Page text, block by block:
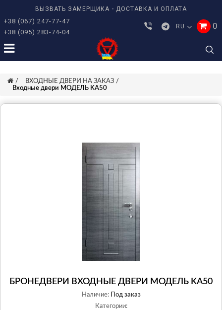
ВЫЗВАТЬ ЗАМЕРЩИКА ДОСТАВКА И ОПЛАТА
+38 (067) 247-77-47
+38 (095) 283-74-04
RU 0
ВХОДНЫЕ ДВЕРИ НА ЗАКАЗ
Входные двери МОДЕЛЬ KA50
БРОНЕДВЕРИ ВХОДНЫЕ ДВЕРИ МОДЕЛЬ KA50
Наличие:
Под заказ
Категории: